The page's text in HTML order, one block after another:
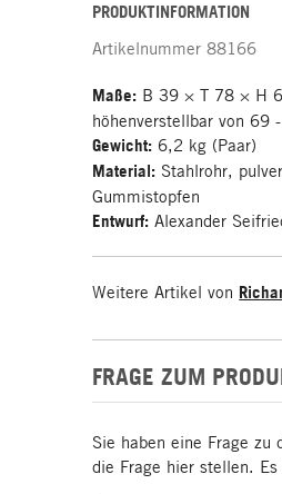
PRODUKTINFORMATION
Artikelnummer 88166
Maße: B 39 × T 78 × H
höhenverstellbar von 69
Gewicht: 6,2 kg (Paar)
Material: Stahlrohr,
Gummistopfen
Entwurf: Alexander
Weitere Artikel von
FRAGE ZUM
Sie haben eine Frage zu
die Frage hier stellen.